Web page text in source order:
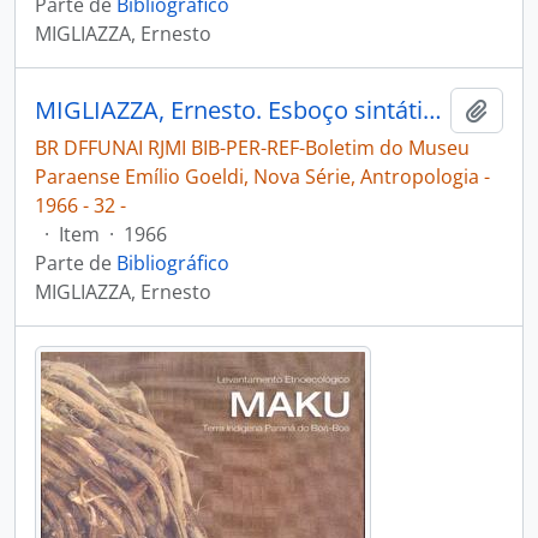
MIGLIAZZA, Ernesto
MIGLIAZZA, Ernesto. Esboço sintático de um "corpus" da língua máku [Boletim do Museu Paraense Emílio Goeldi, Nova Série, Antropologia]
BR DFFUNAI RJMI BIB-PER-REF-Boletim do Museu
Paraense Emílio Goeldi, Nova Série, Antropologia -
1966 - 32 -
· Item · 1966
Parte de Bibliográfico
MIGLIAZZA, Ernesto